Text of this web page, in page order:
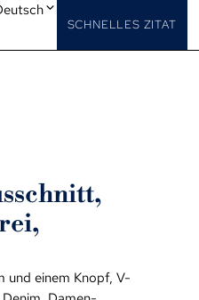
SCHNELLES ZITAT
und einem Knopf, V-